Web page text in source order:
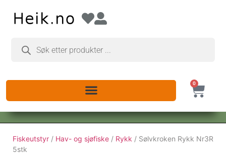
0
Fiskeutstyr / Hav- og sjøfiske / Rykk / Sølvkroken Rykk Nr3R
5stk